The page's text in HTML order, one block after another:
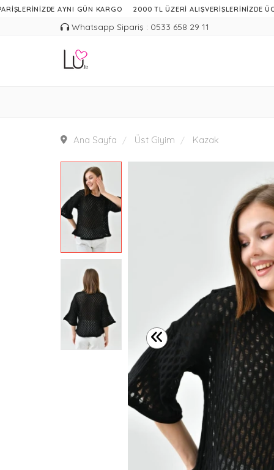
AYNI GÜN KARGO 2000 TL ÜZERİ ALIŞVERİŞLERİNİZDE ÜCRETSİZ
Whatsapp Sipariş : 0533 658 29 11
Ana Sayfa Üst Giyim Kazak